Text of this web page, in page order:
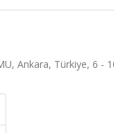
Ankara, Türkiye, 6 -